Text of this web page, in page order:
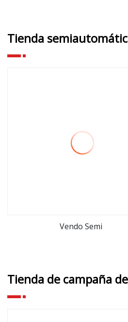
de juegos para oficina
Tienda
Vendo Semi
Tienda de campaña